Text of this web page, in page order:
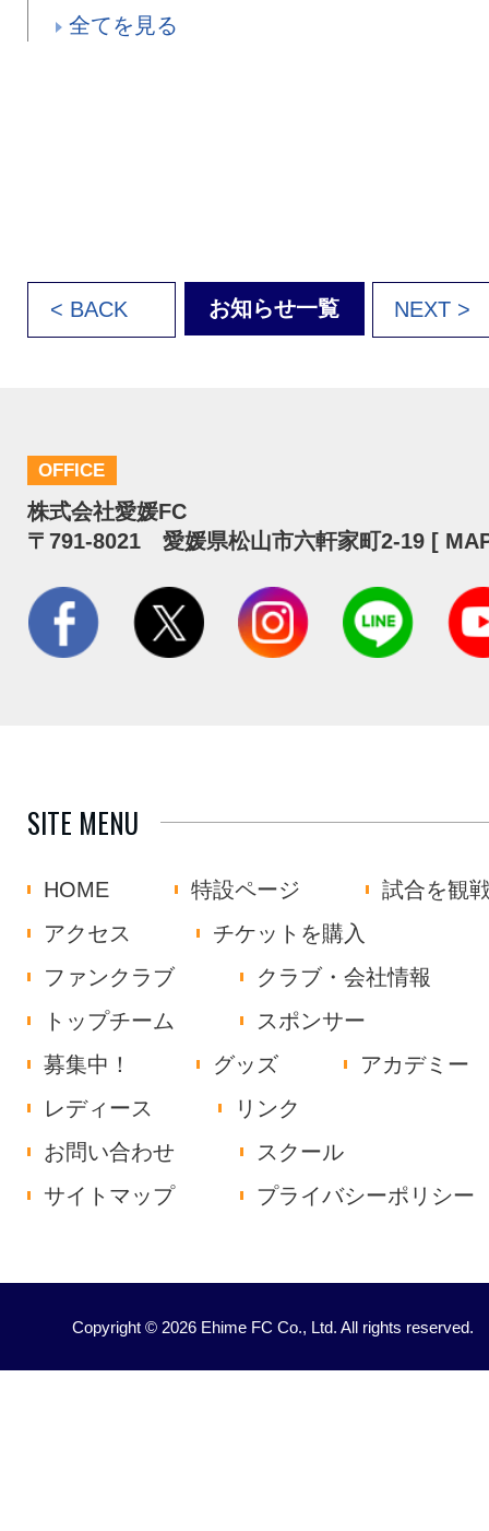
全てを見る
< BACK お知らせ一覧 NEXT >
OFFICE
株式会社愛媛FC
〒791-8021 愛媛県松山市六軒家町2-19 [
SITE MENU
HOME 特設ページ
試合を観
アクセス
チケットを購入
ファンクラブ
クラブ・会社情報
トップチーム
スポンサー
募集中！
グッズ
アカデミー
レディース
リンク
お問い合わせ
スクール
サイトマップ
プライバシーポリシー
Copyright © 2026 Ehime FC Co., Ltd. All rights reserved.